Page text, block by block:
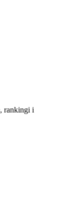
rankingi i